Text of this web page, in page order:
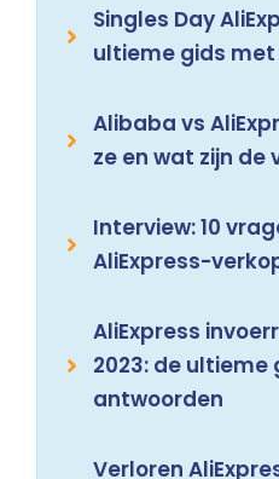
Singles Day
ultieme gids met
Alibaba vs
ze en wat zijn de
Interview: 10
AliExpress-
AliExpress
2023: de
antwoorden
Verloren